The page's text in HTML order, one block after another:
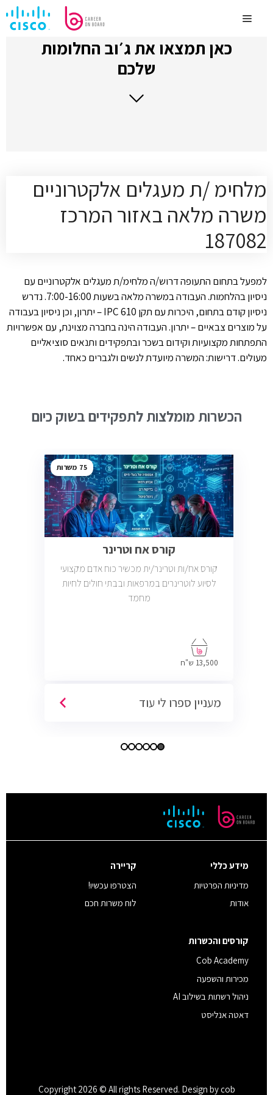
לתוכןMenu
כאן תמצאו את ג׳וב החלומות
שלכם
מלחימ /ת מעגלים אלקטרוניים
משרה מלאה באזור המרכז
187082
למפעל בתחום התעופה דרוש/ה מלחימ/ת מעגלים אלקטרוניים עם
ניסיון בהלחמות. העבודה במשרה מלאה בשעות 7:00-16:00. נדרש
ניסיון קודם בתחום, היכרות עם תקן IPC 610 – יתרון, וכן ניסיון בעבודה
על מוצרים צבאיים – יתרון. העבודה הינה בחברה מצוינת, עם אפשרויות
התפתחות מקצועיות וקידום בשכר ובתפקידים ותנאים סוציאליים
מעולים. דרישות: המשרה מיועדת לנשים ולגברים כאחד.
הכשרות מומלצות לתפקידים בשוק כיום
75
קורס אח וטרינר
קורס אח/ות וטרינר/ית מכשיר כוח אדם מקצועי
לסיוע לוטרינרים במרפאות ובבתי חולים לחיות
מחמד
13,500 ש"ח
מעניין ספרו לי עוד
מידע כללי
מדיניות הפרטיות
אודות
קריירה
הצטרפו עכשיו!
לוח משרות חכם
קורסים והכשרות
Cob Academy
מכירות והשפעה
ניהול רשתות בשילוב AI
דאטה אנליסט
Copyright 2026 © All rights Reserved. Design by cob